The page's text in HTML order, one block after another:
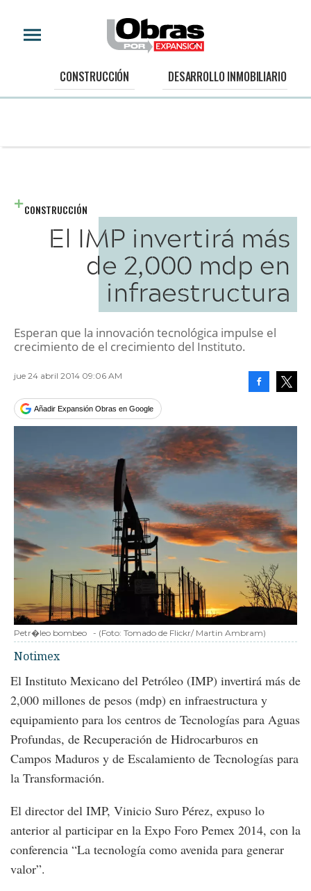
CONSTRUCCIÓN DESARROLLO INMOBILIARIO
CONSTRUCCIÓN
El IMP invertirá más
de 2,000 mdp en
infraestructura
Esperan que la innovación tecnológica impulse el
crecimiento de el crecimiento del Instituto.
jue 24 abril 2014 09:06 AM
Añadir Expansión Obras en Google
Petr�leo bombeo - (Foto: Tomado de Flickr/ Martin Ambram)
Notimex
El Instituto Mexicano del Petróleo (IMP) invertirá más de
2,000 millones de pesos (mdp) en infraestructura y
equipamiento para los centros de Tecnologías para Aguas
Profundas, de Recuperación de Hidrocarburos en
Campos Maduros y de Escalamiento de Tecnologías para
la Transformación.
El director del IMP, Vinicio Suro Pérez, expuso lo
anterior al participar en la Expo Foro Pemex 2014, con la
conferencia “La tecnología como avenida para generar
valor”.